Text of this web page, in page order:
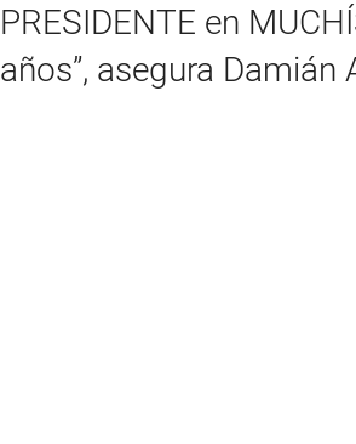
PRESIDENTE en
años”, asegura Damián